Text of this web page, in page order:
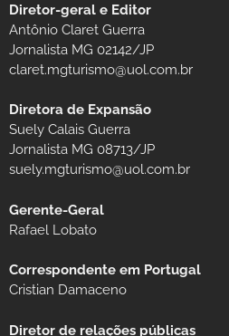
Diretor-geral e Editor
Antônio Claret Guerra
Jornalista MG 02142/JP
claret.mgturismo@uol.com.br
Diretora de Expansão
Suely Calais Guerra
Jornalista MG 08713/JP
suely.mgturismo@uol.com.br
Gerente-Geral
Rafael Lobato
Correspondente em Portugal
Cristian Damaceno
Diretor de relações públicas